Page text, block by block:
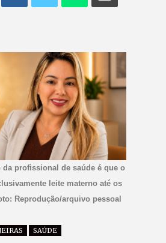
da profissional de saúde é que o
leite materno até os
Reprodução/arquivo pessoal
SAÚDE